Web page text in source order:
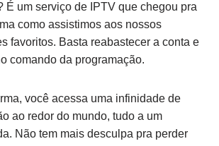
É um serviço de IPTV que chegou pra
como assistimos aos nossos
favoritos. Basta reabastecer a conta e
comando da programação.
você acessa uma infinidade de
ao redor do mundo, tudo a um
Não tem mais desculpa pra perder